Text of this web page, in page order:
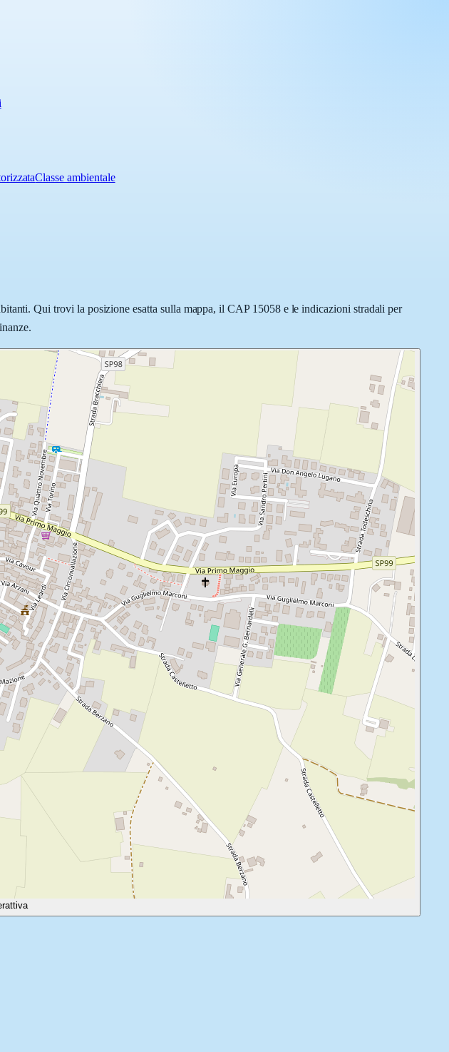
Classe ambientale
Qui trovi la posizione esatta sulla mappa, il CAP 15058 e le indicazioni stradali per